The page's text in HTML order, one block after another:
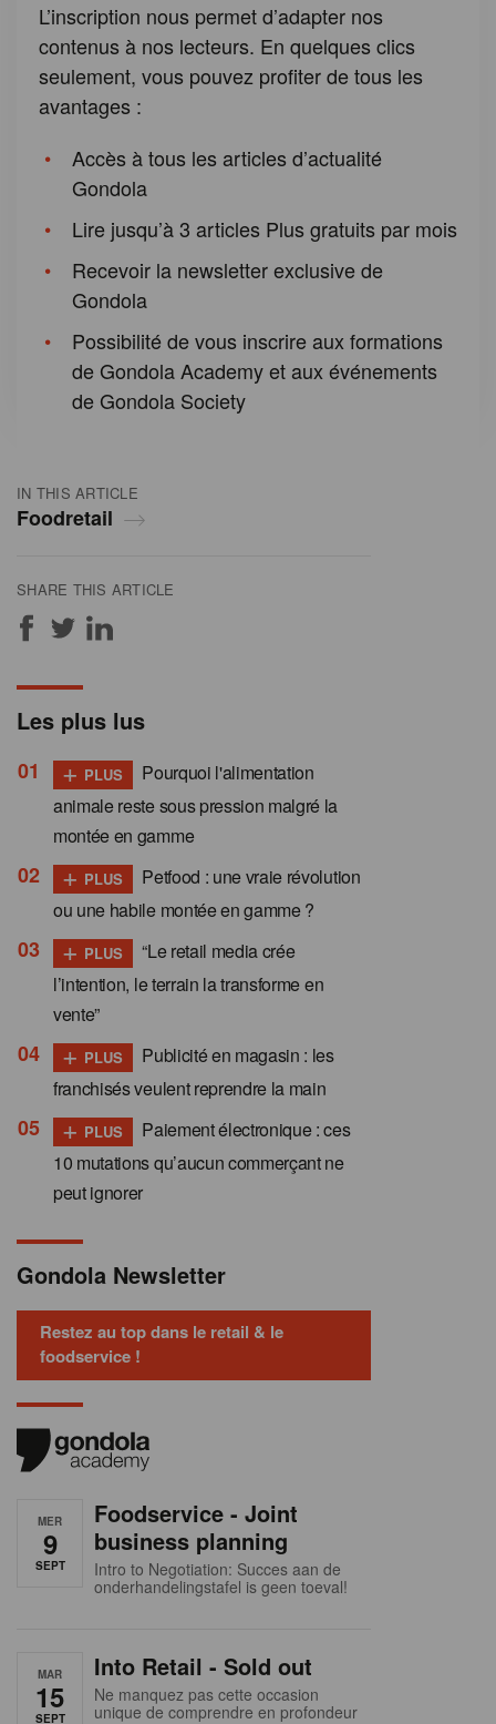
IN THIS ARTICLE
Foodretail
SHARE THIS ARTICLE
L’inscription nous permet d’adapter nos
contenus à nos lecteurs. En quelques clics
seulement, vous pouvez profiter de tous les
avantages :
Accès à tous les articles d’actualité
Gondola
Lire jusqu’à 3 articles Plus gratuits par mois
Recevoir la newsletter exclusive de
Gondola
Possibilité de vous inscrire aux formations
de Gondola Academy et aux événements
de Gondola Society
Les plus lus
+ PLUS
Pourquoi l'alimentation
animale reste sous pression malgré la
montée en gamme
+ PLUS
Petfood : une vraie révolution
ou une habile montée en gamme ?
+ PLUS
“Le retail media crée
l’intention, le terrain la transforme en
vente”
+ PLUS
Publicité en magasin : les
franchisés veulent reprendre la main
+ PLUS
Paiement électronique : ces
10 mutations qu’aucun commerçant ne
peut ignorer
Gondola Newsletter
Restez au top dans le retail & le
foodservice !
MER
9
SEPT
Foodservice - Joint
business planning
Intro to Negotiation: Succes aan de
onderhandelingstafel is geen toeval!
MAR
15
SEPT
Into Retail - Sold out
Ne manquez pas cette occasion
unique de comprendre en profondeur